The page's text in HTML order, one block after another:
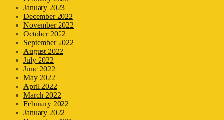
January 2023
December 2022
November 2022
October 2022
September 2022
August 2022
July 2022
June 2022
May 2022
April 2022
March 2022
February 2022
January 2022